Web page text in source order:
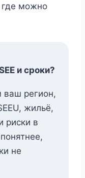
где можно
и сроки?
ваш регион,
жильё,
риски в
не